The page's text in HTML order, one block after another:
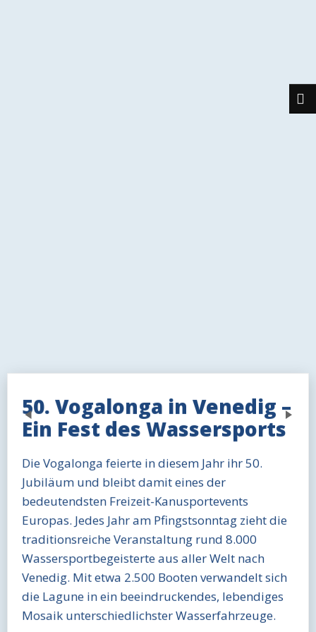
50. Vogalonga in Venedig –
Ein Fest des Wassersports
Die Vogalonga feierte in diesem Jahr ihr 50.
Jubiläum und bleibt damit eines der
bedeutendsten Freizeit-Kanusportevents
Europas. Jedes Jahr am Pfingstsonntag zieht die
traditionsreiche Veranstaltung rund 8.000
Wassersportbegeisterte aus aller Welt nach
Venedig. Mit etwa 2.500 Booten verwandelt sich
die Lagune in ein beeindruckendes, lebendiges
Mosaik unterschiedlichster Wasserfahrzeuge.
Previous Next